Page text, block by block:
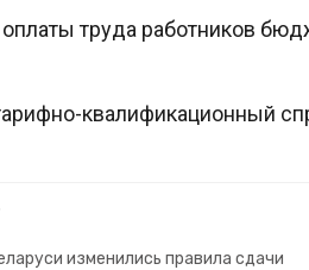
труда работников
квалификационный
изменились правила сдачи